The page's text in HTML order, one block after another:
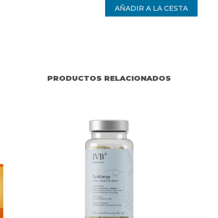
PRODUCTOS RELACIONADOS